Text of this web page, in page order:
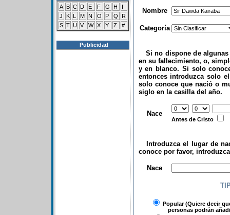
A B C D E F G H
I
J
K L M N O P Q
R
S T U V W X Y Z #
Publicidad
Nombre
Categoría
Si no dispone de algunas
en su fallecimiento, o,
y en blanco. Si solo
entonces introduzca solo
solo conoce que nació o
siglo en la casilla del año.
Nace
Antes de Cristo
Introduzca el lugar de
conoce por favor,
Nace
Popular(Quiere decir
personas podrán